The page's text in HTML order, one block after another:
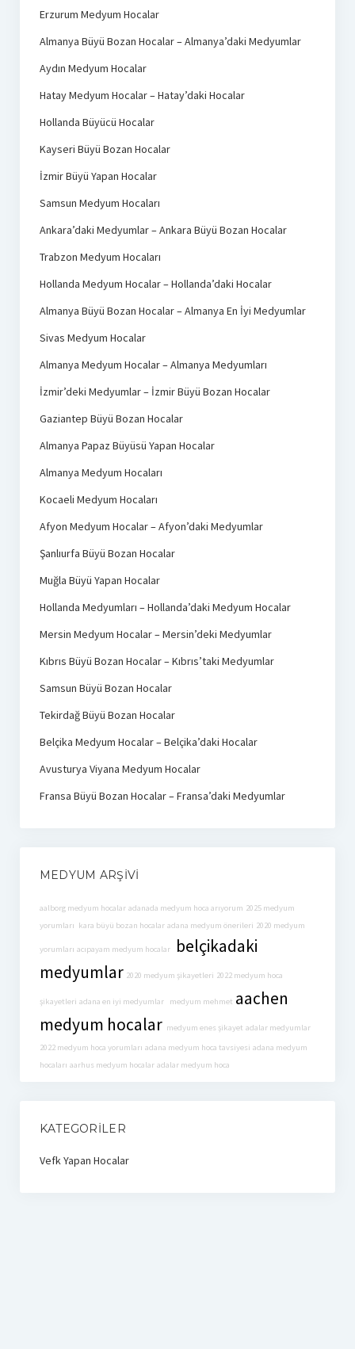
Erzurum Medyum Hocalar
Almanya Büyü Bozan Hocalar – Almanya’daki Medyumlar
Aydın Medyum Hocalar
Hatay Medyum Hocalar – Hatay’daki Hocalar
Hollanda Büyücü Hocalar
Kayseri Büyü Bozan Hocalar
İzmir Büyü Yapan Hocalar
Samsun Medyum Hocaları
Ankara’daki Medyumlar – Ankara Büyü Bozan Hocalar
Trabzon Medyum Hocaları
Hollanda Medyum Hocalar – Hollanda’daki Hocalar
Almanya Büyü Bozan Hocalar – Almanya En İyi Medyumlar
Sivas Medyum Hocalar
Almanya Medyum Hocalar – Almanya Medyumları
İzmir’deki Medyumlar – İzmir Büyü Bozan Hocalar
Gaziantep Büyü Bozan Hocalar
Almanya Papaz Büyüsü Yapan Hocalar
Almanya Medyum Hocaları
Kocaeli Medyum Hocaları
Afyon Medyum Hocalar – Afyon’daki Medyumlar
Şanlıurfa Büyü Bozan Hocalar
Muğla Büyü Yapan Hocalar
Hollanda Medyumları – Hollanda’daki Medyum Hocalar
Mersin Medyum Hocalar – Mersin’deki Medyumlar
Kıbrıs Büyü Bozan Hocalar – Kıbrıs’taki Medyumlar
Samsun Büyü Bozan Hocalar
Tekirdağ Büyü Bozan Hocalar
Belçika Medyum Hocalar – Belçika’daki Hocalar
Avusturya Viyana Medyum Hocalar
Fransa Büyü Bozan Hocalar – Fransa’daki Medyumlar
MEDYUM ARŞIVI
aalborg medyum hocalar adanada medyum hoca arıyorum 2025 medyum
yorumları kara büyü bozan hocalar adana medyum önerileri 2020 medyum
yorumları acıpayam medyum hocalar
belçikadaki
medyumlar 2020 medyum şikayetleri 2022 medyum hoca
şikayetleri adana en iyi medyumlar medyum mehmet aachen
medyum hocalar medyum enes şikayet adalar medyumlar
2022 medyum hoca yorumları adana medyum hoca tavsiyesi adana medyum
hocaları aarhus medyum hocalar adalar medyum hoca
KATEGORILER
Vefk Yapan Hocalar